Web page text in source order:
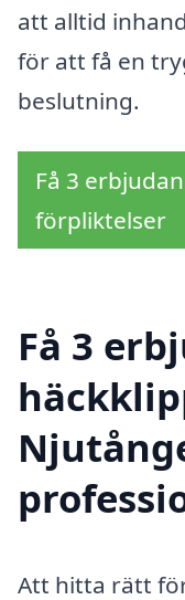
att alltid
för att få en
beslutning.
Få 3
förpliktelser
Få 3
Att hitta rätt